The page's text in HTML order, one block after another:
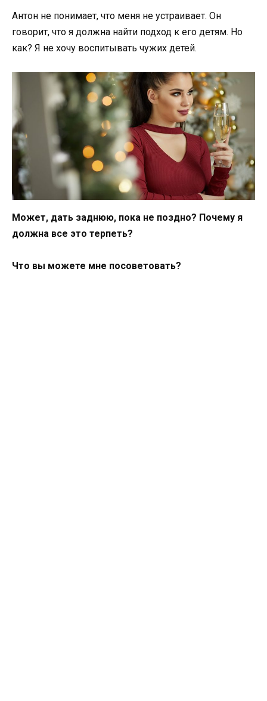
Антон не понимает, что меня не устраивает. Он
говорит, что я должна найти подход к его детям. Но
как? Я не хочу воспитывать чужих детей.
Может, дать заднюю, пока не поздно? Почему я
должна все это терпеть?
Что вы можете мне посоветовать?